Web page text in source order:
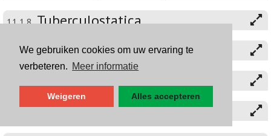
We gebruiken cookies om uw ervaring te
verbeteren. Meer informatie
Weigeren Alles accepteren
11.1.8. Tuberculostatica
11.1.9. Aminoglycosiden
Diverse antibiotica